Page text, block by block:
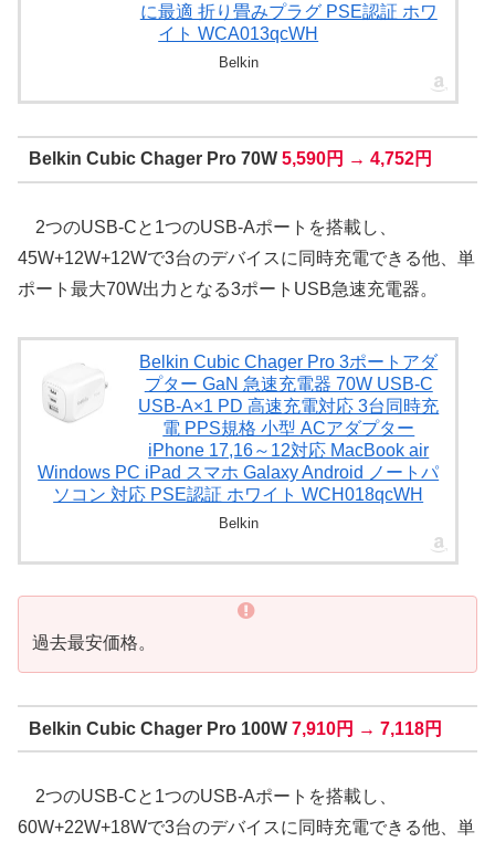
に最適 折り畳みプラグ PSE認証 ホワ
イト WCA013qcWH
Belkin
Belkin Cubic Chager Pro 70W 5,590円 → 4,752円
2つのUSB-Cと1つのUSB-Aポートを搭載し、
45W+12W+12Wで3台のデバイスに同時充電できる他、単
ポート最大70W出力となる3ポートUSB急速充電器。
Belkin Cubic Chager Pro 3ポートアダ
プター GaN 急速充電器 70W USB-C
USB-A×1 PD 高速充電対応 3台同時充
電 PPS規格 小型 ACアダプター
iPhone 17,16～12対応 MacBook air
Windows PC iPad スマホ Galaxy Android ノートパ
ソコン 対応 PSE認証 ホワイト WCH018qcWH
Belkin
過去最安価格。
Belkin Cubic Chager Pro 100W 7,910円 → 7,118円
2つのUSB-Cと1つのUSB-Aポートを搭載し、
60W+22W+18Wで3台のデバイスに同時充電できる他、単